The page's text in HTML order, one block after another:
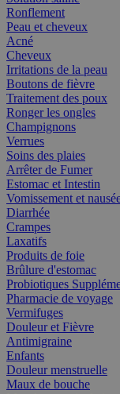
Ronflement
Peau et cheveux
Acné
Cheveux
Irritations de la peau
Boutons de fièvre
Traitement des poux
Ronger les ongles
Champignons
Verrues
Soins des plaies
Arrêter de Fumer
Estomac et Intestin
Vomissement et
Diarrhée
Crampes
Laxatifs
Produits de foie
Brûlure d'estomac
Probiotiques
Pharmacie de voyage
Vermifuges
Douleur et Fièvre
Antimigraine
Enfants
Douleur menstruelle
Maux de bouche